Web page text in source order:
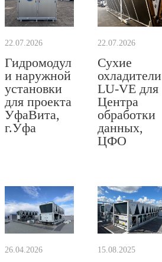
22.07.2026
Гидромодул
и наружной
установки
для проекта
УфаВита,
г.Уфа
22.07.2026
Сухие
охладители
LU-VE для
Центра
обработки
данных,
ЦФО
26.04.2026 15.08.2025